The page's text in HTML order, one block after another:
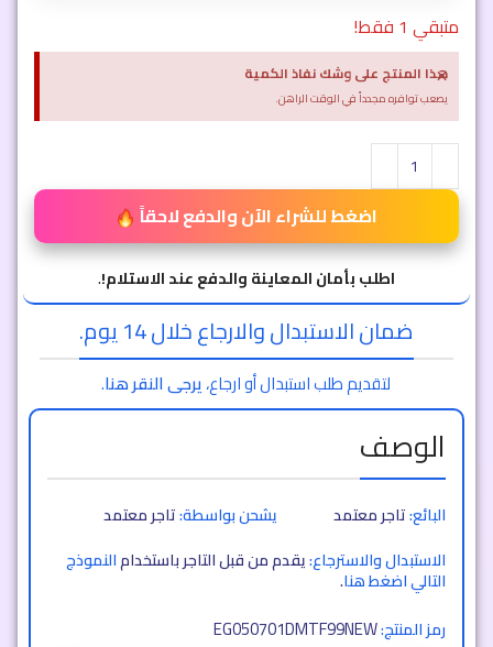
متبقي 1 فقط!
هذا المنتج على وشك نفاذ الكمية
يصعب توافره مجدداً في الوقت الراهن.
×
اضغط للشراء الآن والدفع لاحقاً
اطلب بأمان المعاينة والدفع عند الاستلام!.
ضمان الاستبدال والارجاع خلال 14 يوم.
لتقديم طلب استبدال أو ارجاع،يرجى النقر هنا.
الوصف
البائع:تاجر معتمد يشحن بواسطة:تاجر معتمد
الاستبدال والاسترجاع:يقدم من قبل التاجر باستخدامالنموذج
التالي اضغط هنا.
رمز المنتج:EG050701DMTF99NEW